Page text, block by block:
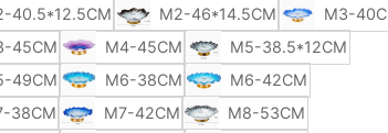
40.5*12.5CM
M2-46*14.5CM
M3-
45CM
M4-45CM
M5-38.5*12CM
49CM
M6-38CM
M6-42CM
38CM
M7-42CM
M8-53CM